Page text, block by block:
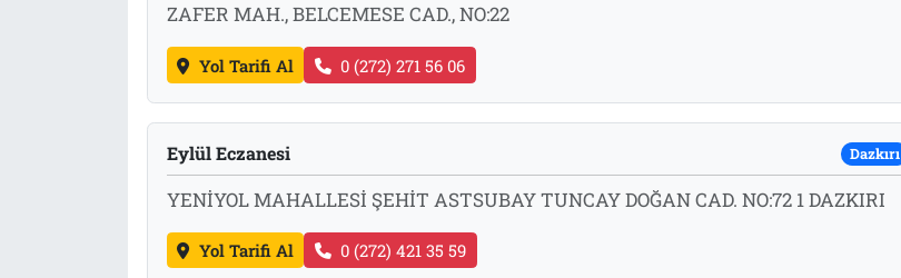
ZAFER MAH., BELCEMESE CAD., NO:22
Yol Tarifi Al 0 (272) 271 56 06
Eylül Eczanesi Dazkırı
YENİYOL MAHALLESİ ŞEHİT ASTSUBAY TUNCAY DOĞAN CAD. NO:72 1 DAZKIRI
Yol Tarifi Al 0 (272) 421 35 59